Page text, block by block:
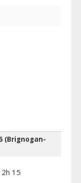
(Brignogan-
15